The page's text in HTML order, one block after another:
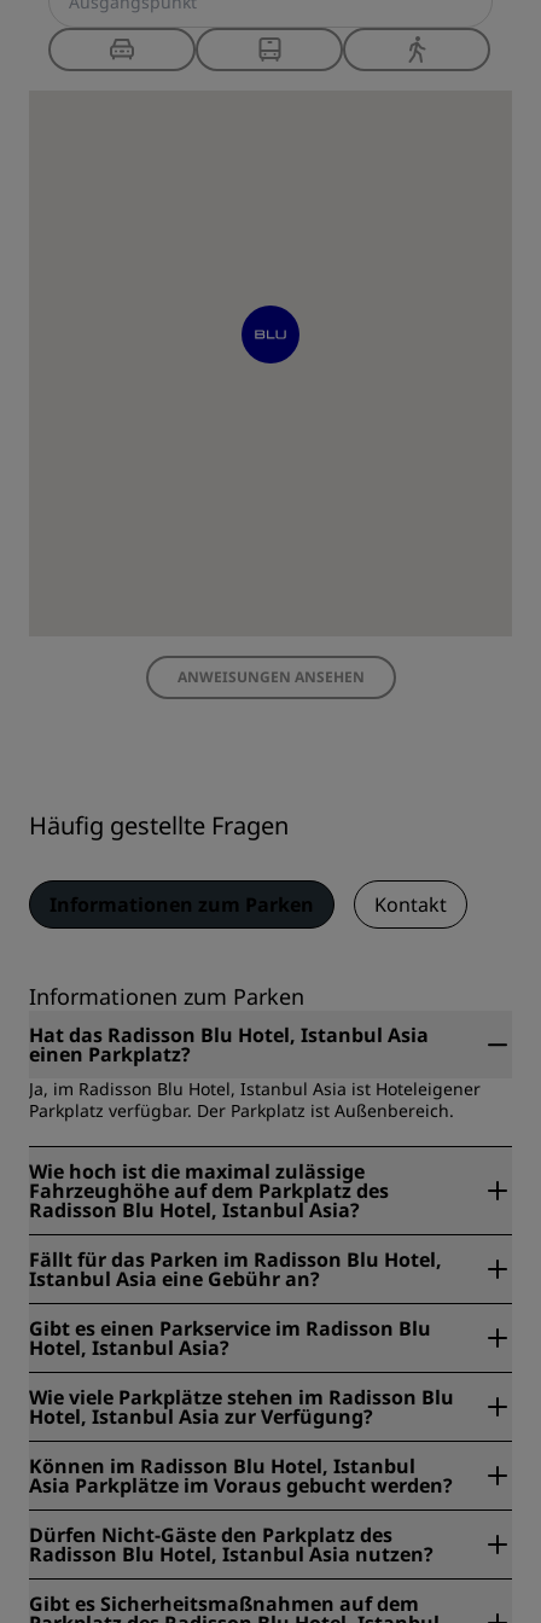
ANWEISUNGEN ANSEHEN
Häufig gestellte Fragen
Informationen zum Parken Kontakt
Informationen zum Parken
Hat das Radisson Blu Hotel, Istanbul Asia
einen Parkplatz?
Ja, im Radisson Blu Hotel, Istanbul Asia ist Hoteleigener
Parkplatz verfügbar. Der Parkplatz ist Außenbereich.
Wie hoch ist die maximal zulässige
Fahrzeughöhe auf dem Parkplatz des
Radisson Blu Hotel, Istanbul Asia?
des Radisson Blu Hotel, Istanbul Asia ist 150 cm.
Fällt für das Parken im Radisson Blu Hotel,
Istanbul Asia eine Gebühr an?
kostenlose Parkplätze.
Gibt es einen Parkservice im Radisson Blu
Hotel, Istanbul Asia?
Istanbul Asia. Bitte beachten Sie, dass dieser Service rund
um die Uhr verfügbar ist.
Wie viele Parkplätze stehen im Radisson Blu
Hotel, Istanbul Asia zur Verfügung?
zur Verfügung.
Können im Radisson Blu Hotel, Istanbul
Asia Parkplätze im Voraus gebucht werden?
Asia nicht im Voraus gebucht werden.
Dürfen Nicht-Gäste den Parkplatz des
Radisson Blu Hotel, Istanbul Asia nutzen?
Hotel, Istanbul Asia nutzen. Zu den unterstützten
Gibt es Sicherheitsmaßnahmen auf dem